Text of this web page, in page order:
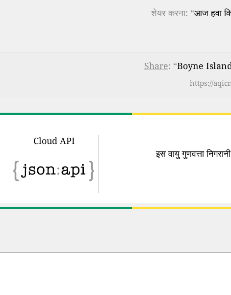
शेयर करना: “आज हवा
Share: “Boyne
https://
Cloud API
इस वायु गुणवत्ता